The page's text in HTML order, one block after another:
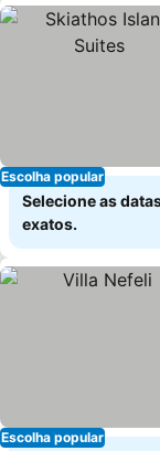
Escolha popular
Selecione as
exatos.
Escolha popular